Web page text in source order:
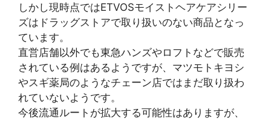
しかし現時点ではETVOSモイストヘアケアシリー
ズはドラッグストアで取り扱いのない商品となっ
ています。
直営店舗以外でも東急ハンズやロフトなどで販売
されている例はあるようですが、マツモトキヨシ
やスギ薬局のようなチェーン店ではまだ取り扱わ
れていないようです。
今後流通ルートが拡大する可能性はありますが、